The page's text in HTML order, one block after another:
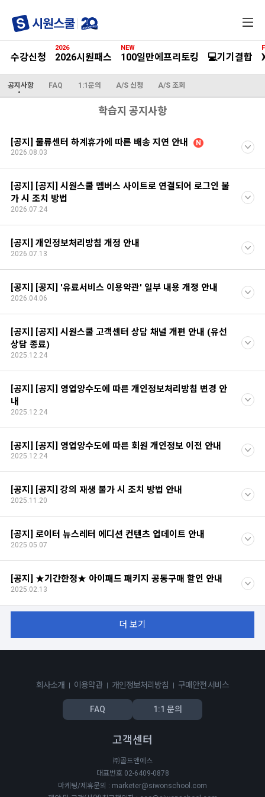
메
수강신청 2026시원패스
2026
100일만에프리토킹
NEW
💻기기결합
공지사항 FAQ 1:1문의 A/S 신청 A/S 조회
학습지 공지사항
[공지] 물류센터 하계휴가에 따른 배송 지연 안내
N
2026.08.03
[공지] [공지] 시원스쿨 멤버스 사이트로 연결되어 로그인 불
가 시 조치 방법
2026.07.24
[공지] 개인정보처리방침 개정 안내
2026.07.13
[공지] [공지] '유료서비스 이용약관' 일부 내용 개정 안내
2026.04.06
[공지] [공지] 시원스쿨 고객센터 상담 채널 개편 안내 (유선
상담 종료)
2025.12.24
[공지] [공지] 영업양수도에 따른 개인정보처리방침 변경 안
내
2025.12.24
[공지] [공지] 영업양수도에 따른 회원 개인정보 이전 안내
2025.12.24
[공지] [공지] 강의 재생 불가 시 조치 방법 안내
2025.11.20
[공지] 로이터 뉴스레터 에디션 컨텐츠 업데이트 안내
2025.05.07
[공지] ★기간한정★ 아이패드 패키지 공동구매 할인 안내
2025.02.13
더 보기
회사소개 이용약관 개인정보처리방침 구매안전 서비스
FAQ 1:1 문의
고객센터
㈜골드앤에스
대표번호 02-6409-0878
마케팅/제휴문의 : marketer@siwonschool.com